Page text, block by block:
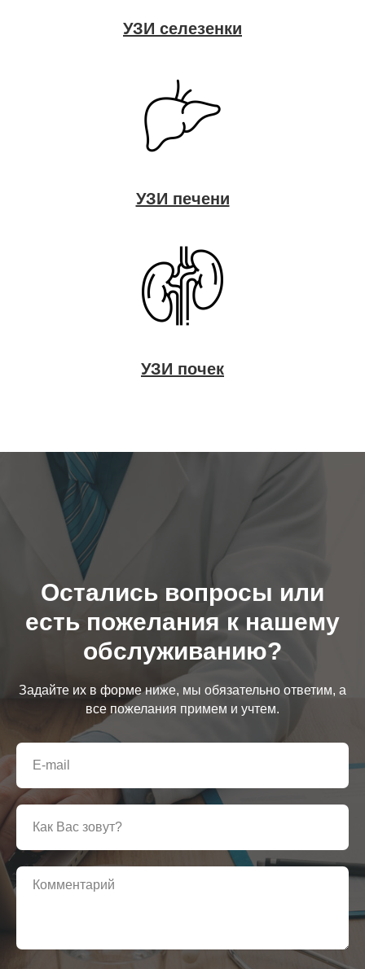
УЗИ селезенки
УЗИ печени
УЗИ почек
Остались вопросы или
есть пожелания к нашему
обслуживанию?
Задайте их в форме ниже, мы обязательно ответим, а
все пожелания примем и учтем.